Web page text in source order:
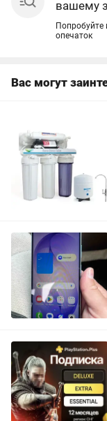
вашему
Попробуйте
опечаток
Вас могут